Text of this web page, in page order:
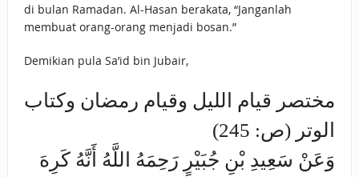
di bulan Ramadan. Al-Hasan berakata, “Janganlah
membuat orang-orang menjadi bosan.”
Demikian pula Sa’id bin Jubair,
مختصر قيام الليل وقيام رمضان وكتاب
الوتر (ص: 245)
وَعَنْ سَعِيدِ بْنِ جُبَيْرٍ رَحِمَهُ اللَّهُ أَنَّهُ كَرِهَ